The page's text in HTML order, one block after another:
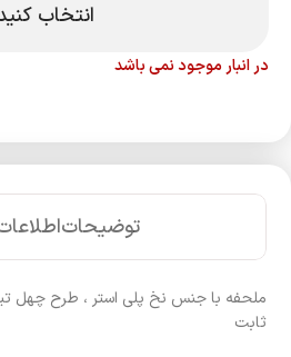
انتخاب
در انبار موجود نمی باشد
توضیحات
ثابت